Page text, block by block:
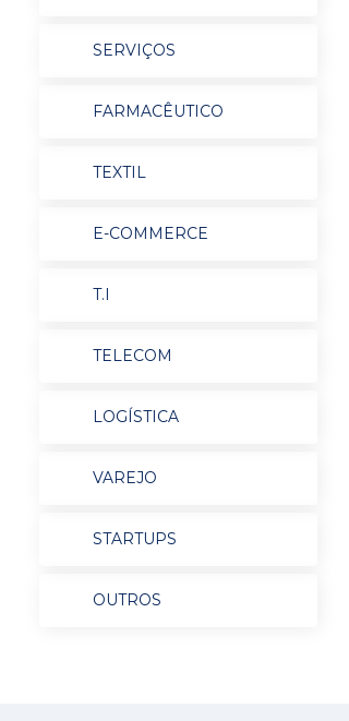
SERVIÇOS
FARMACÊUTICO
TEXTIL
E-COMMERCE
T.I
TELECOM
LOGÍSTICA
VAREJO
STARTUPS
OUTROS